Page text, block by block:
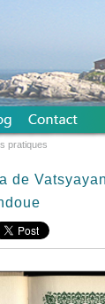
de
pratiques